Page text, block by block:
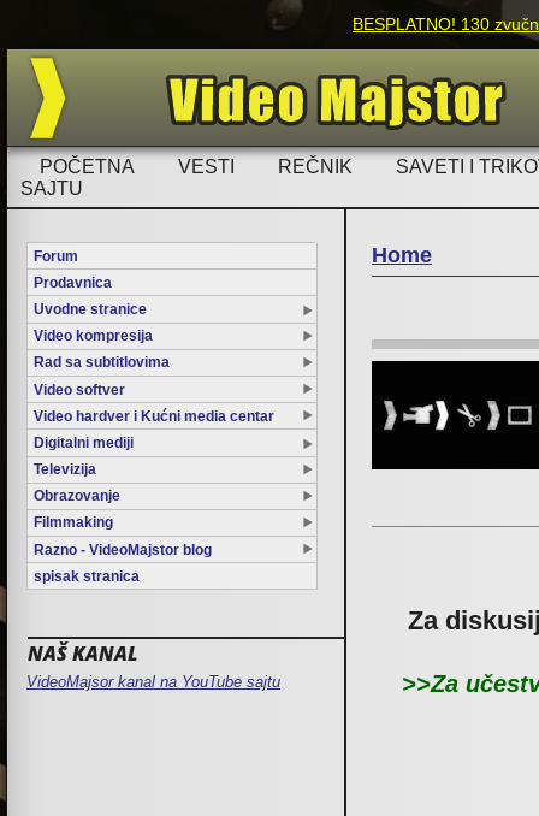
BESPLATNO! 130
POČETNA VESTI REČNIK
SAVETI I
SAJTU
Forum
Prodavnica
Uvodne stranice
Video kompresija
Rad sa subtitlovima
Video softver
Video hardver i Kućni media centar
Digitalni mediji
Televizija
Obrazovanje
Filmmaking
Razno - VideoMajstor blog
spisak stranica
NAŠ KANAL
VideoMajsor kanal na YouTube sajtu
Home
Za
>>Za